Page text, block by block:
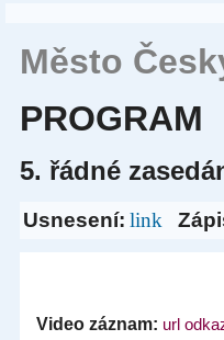
Město
PROGRAM
5. řádné
Usnesení: link
Video záznam: url